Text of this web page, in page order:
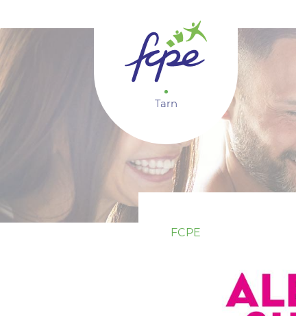
Tarn
FCPE